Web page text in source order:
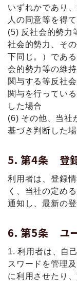
いずれかであり
人の同意等を得
(5) 反社会的勢力
社会的勢力、そ
下同じ。）であ
会的勢力等の維
関与する等反社
関与を行ってい
した場合
(6) その他、当社
基づき判断した
第4条 登
利用者は、登録
く、当社の定め
通知し、最新の
第5条 ユ
1. 利用者は、自
スワードを管理
に利用させたり